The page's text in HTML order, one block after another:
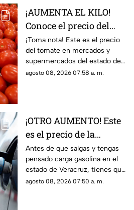
¡AUMENTA EL KILO!
Conoce el precio del
tomate hoy 8 de agosto
2026 en Veracruz
¡Toma nota! Este es el precio
del tomate en mercados y
supermercados del estado de
Veracruz hoy sábado 8 de
agosto 08, 2026 07:58 a. m.
¡OTRO AUMENTO! Este
es el precio de la
gasolina en Veracruz
hoy 8 de agosto 2026
Antes de que salgas y tengas
pensado carga gasolina en el
estado de Veracruz, tienes que
saber los precio hoy sábado 8
agosto 08, 2026 07:50 a. m.